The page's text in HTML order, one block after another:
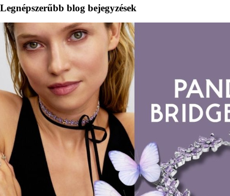
Legnépszerűbb blog bejegyzések